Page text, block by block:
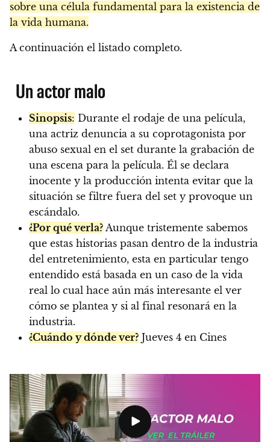
sobre una célula fundamental para la existencia de
la vida humana.
A continuación el listado completo.
Un actor malo
Sinopsis: Durante el rodaje de una película,
una actriz denuncia a su coprotagonista por
abuso sexual en el set durante la grabación de
una escena para la película. Él se declara
inocente y la producción intenta evitar que la
situación se filtre fuera del set y provoque un
escándalo.
¿Por qué verla? Aunque tristemente sabemos
que estas historias pasan dentro de la industria
del entretenimiento, esta en particular tengo
entendido está basada en un caso de la vida
real lo cual hace aún más interesante el ver
cómo se plantea y si al final resonará en la
industria.
¿Cuándo y dónde ver? Jueves 4 en Cines